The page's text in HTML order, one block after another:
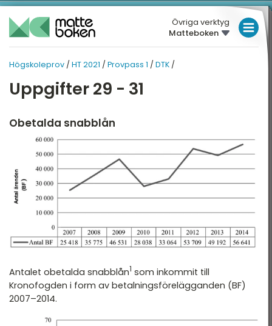
Övriga verktyg
Matteboken
Högskoleprov / HT 2021 / Provpass 1 / DTK /
Uppgifter 29 - 31
Obetalda snabblån
Antalet obetalda snabblån1 som inkommit till
Kronofogden i form av betalningsförelägganden (BF)
2007–2014.
LÅGSTADIET
MELLANSTADIET
HÖGSTADIET
HÖGSKOLEPROV
HÖGSKOLEPROV
2021
1
HT 2021
PROVPASS 1
KVA
NOG
4
DIGITALA VERKTYG
MATTE PÅ LÄTT SV